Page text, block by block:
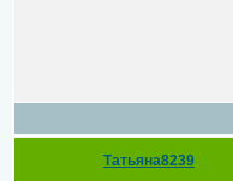
Татьяна8239